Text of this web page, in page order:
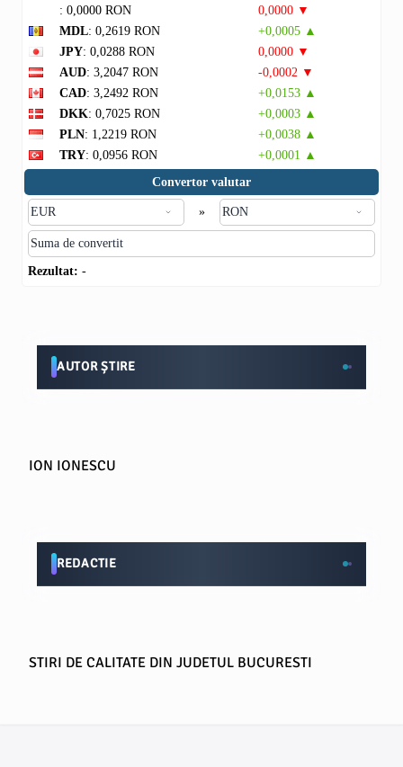
: 0,0000 RON
0,0000 ▼
MDL: 0,2619 RON
+0,0005 ▲
JPY: 0,0288 RON
0,0000 ▼
AUD: 3,2047 RON
-0,0002 ▼
CAD: 3,2492 RON
+0,0153 ▲
DKK: 0,7025 RON
+0,0003 ▲
PLN: 1,2219 RON
+0,0038 ▲
TRY: 0,0956 RON
+0,0001 ▲
Convertor valutar
»
Rezultat: -
AUTOR ȘTIRE
ION IONESCU
REDACTIE
STIRI DE CALITATE DIN JUDETUL BUCURESTI